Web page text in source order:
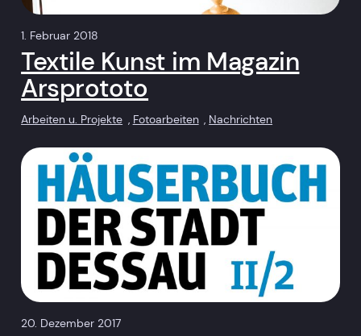
1. Februar 2018
Textile Kunst im Magazin
Arsprototo
Arbeiten u. Projekte , Fotoarbeiten , Nachrichten
20. Dezember 2017